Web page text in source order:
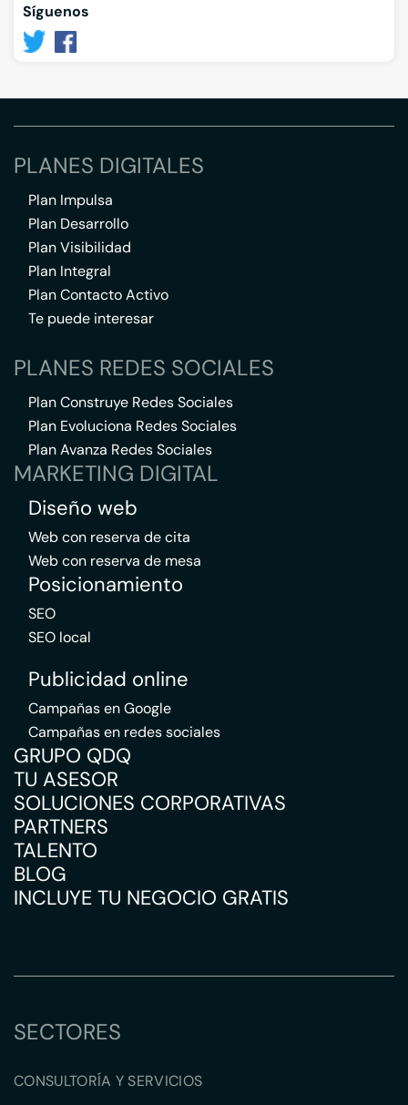
Síguenos
PLANES DIGITALES
Plan Impulsa
Plan Desarrollo
Plan Visibilidad
Plan Integral
Plan Contacto Activo
Te puede interesar
PLANES REDES SOCIALES
Plan Construye Redes Sociales
Plan Evoluciona Redes Sociales
Plan Avanza Redes Sociales
MARKETING DIGITAL
Diseño web
Web con reserva de cita
Web con reserva de mesa
Posicionamiento
SEO
SEO local
Publicidad online
Campañas en Google
Campañas en redes sociales
GRUPO QDQ
TU ASESOR
SOLUCIONES CORPORATIVAS
PARTNERS
TALENTO
BLOG
INCLUYE TU NEGOCIO GRATIS
SECTORES
CONSULTORÍA Y SERVICIOS